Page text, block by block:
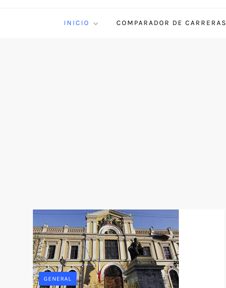
INICIO COMPARADOR DE CARRERAS
GENERAL